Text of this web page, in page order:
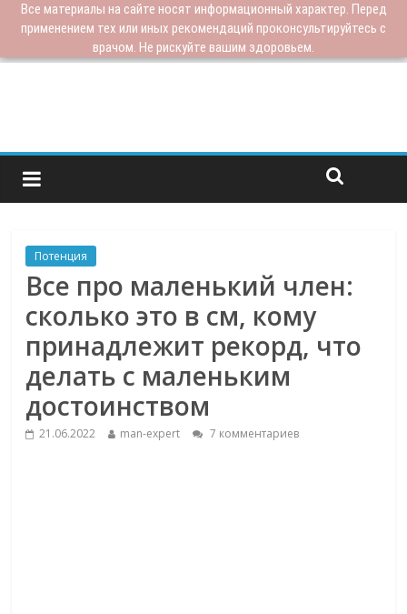
Все материалы на сайте носят информационный характер. Перед
применением тех или иных рекомендаций проконсультируйтесь с
врачом. Не рискуйте вашим здоровьем.
Потенция
Все про маленький член:
сколько это в см, кому
принадлежит рекорд, что
делать с маленьким
достоинством
21.06.2022 man-expert 7 комментариев